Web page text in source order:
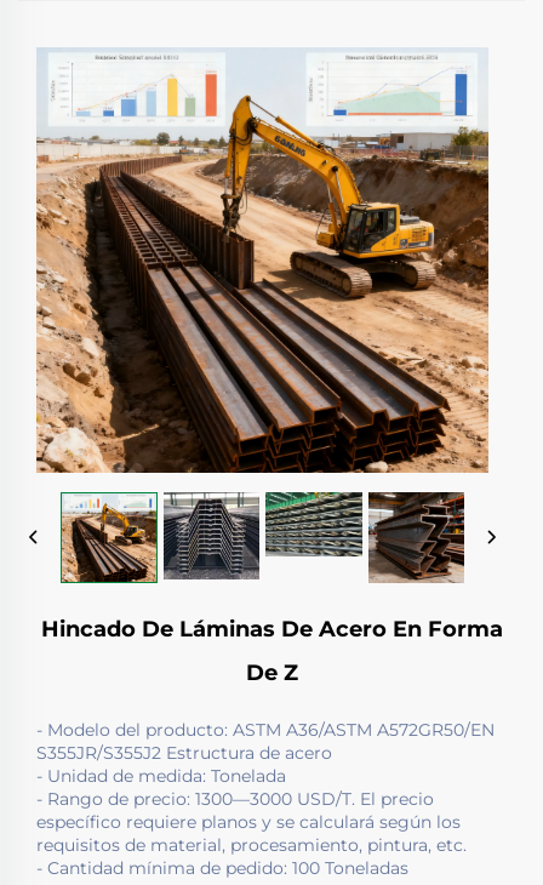
Hincado De Láminas De Acero En Forma
De Z
- Modelo del producto: ASTM A36/ASTM A572GR50/EN
S355JR/S355J2 Estructura de acero
- Unidad de medida: Tonelada
- Rango de precio: 1300—3000 USD/T. El precio
específico requiere planos y se calculará según los
requisitos de material, procesamiento, pintura, etc.
- Cantidad mínima de pedido: 100 Toneladas